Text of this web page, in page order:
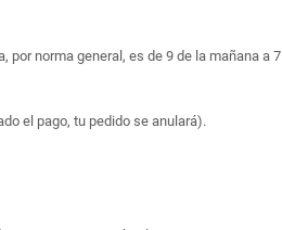
norma general, es de 9 de la mañana a
el pago, tu pedido se anulará).